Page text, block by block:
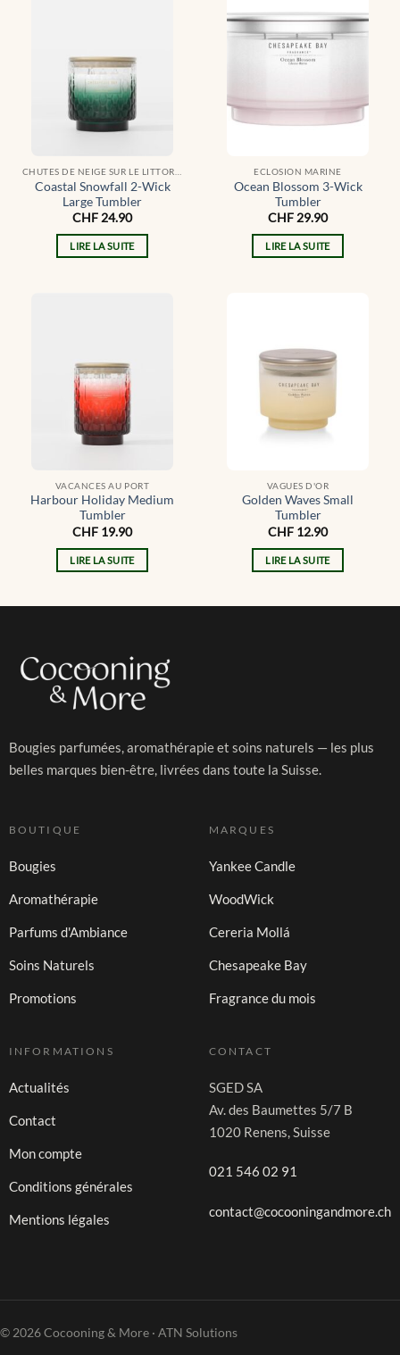
Coastal Snowfall 2-Wick
Large Tumbler
CHF 24.90
LIRE LA SUITE
ECLOSION MARINE
Ocean Blossom 3-Wick
Tumbler
CHF 29.90
LIRE LA SUITE
VACANCES AU PORT
Harbour Holiday Medium
Tumbler
CHF 19.90
LIRE LA SUITE
VAGUES D'OR
Golden Waves Small
Tumbler
CHF 12.90
LIRE LA SUITE
Bougies parfumées, aromathérapie et soins naturels — les plus
belles marques bien-être, livrées dans toute la Suisse.
BOUTIQUE
Bougies
Aromathérapie
Parfums d'Ambiance
Soins Naturels
Promotions
MARQUES
Yankee Candle
WoodWick
Cereria Mollá
Chesapeake Bay
Fragrance du mois
INFORMATIONS
Actualités
Contact
Mon compte
Conditions générales
Mentions légales
CONTACT
SGED SA
Av. des Baumettes 5/7 B
1020 Renens, Suisse
021 546 02 91
contact@cocooningandmore.ch
© 2026 Cocooning & More · ATN Solutions